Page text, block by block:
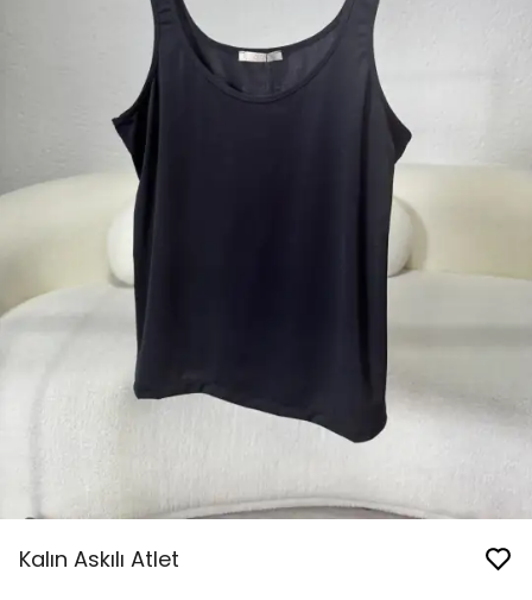
Kalın Askılı Atlet